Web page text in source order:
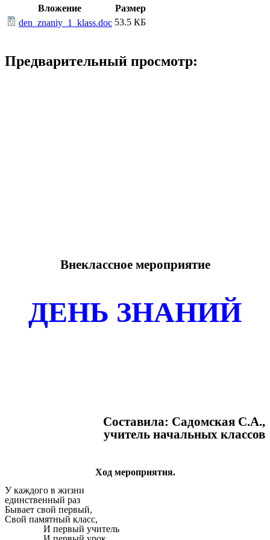
Вложение
Размер
den_znaniy_1_klass.doc 53.5 КБ
Предварительный просмотр:
Внеклассное мероприятие
ДЕНЬ ЗНАНИЙ
Составила: Садомская С.А.,
учитель начальных классов
Ход мероприятия.
У каждого в жизни
единственный раз
Бывает свой первый,
Свой памятный класс,
И первый учитель